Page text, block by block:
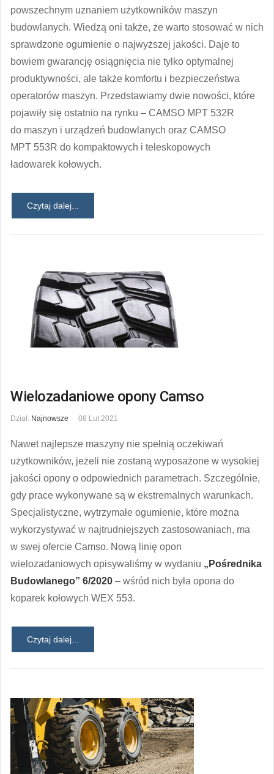
powszechnym uznaniem użytkowników maszyn
budowlanych. Wiedzą oni także, że warto stosować w nich
sprawdzone ogumienie o najwyższej jakości. Daje to
bowiem gwarancję osiągnięcia nie tylko optymalnej
produktywności, ale także komfortu i bezpieczeństwa
operatorów maszyn. Przedstawiamy dwie nowości, które
pojawiły się ostatnio na rynku – CAMSO MPT 532R
do maszyn i urządzeń budowlanych oraz CAMSO
MPT 553R do kompaktowych i teleskopowych
ładowarek kołowych.
Czytaj dalej...
Wielozadaniowe opony Camso
Dział: Najnowsze 08 Lut 2021
Nawet najlepsze maszyny nie spełnią oczekiwań
użytkowników, jeżeli nie zostaną wyposażone w wysokiej
jakości opony o odpowiednich parametrach. Szczególnie,
gdy prace wykonywane są w ekstremalnych warunkach.
Specjalistyczne, wytrzymałe ogumienie, które można
wykorzystywać w najtrudniejszych zastosowaniach, ma
w swej ofercie Camso. Nową linię opon
wielozadaniowych opisywaliśmy w wydaniu „Pośrednika
Budowlanego” 6/2020 – wśród nich była opona do
koparek kołowych WEX 553.
Czytaj dalej...